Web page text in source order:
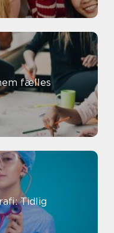
fælles
Tidlig